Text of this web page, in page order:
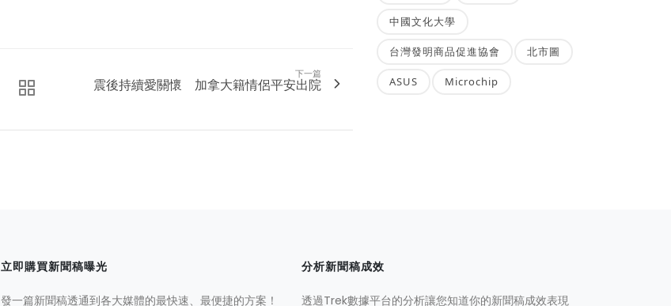
下一篇
震後持續愛關懷 加拿大籍情侶平安出院
中國文化大學
台灣發明商品促進協會 北市圖
ASUS Microchip
立即購買新聞稿曝光
發一篇新聞稿透通到各大媒體的最快速、最便捷的方案！
分析新聞稿成效
透過Trek數據平台的分析讓您知道你的新聞稿成效表現